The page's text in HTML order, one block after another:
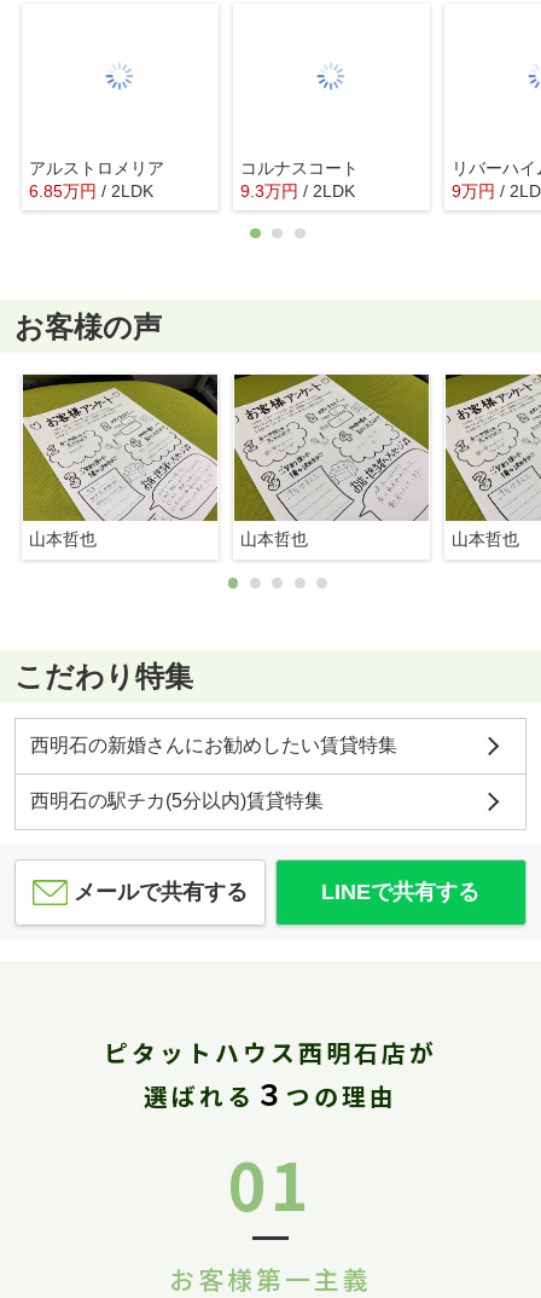
アルストロメリア
6.85万円 / 2LDK
コルナスコート
9.3万円 / 2LDK
リバーハ
9万円 /
お客様の声
山本哲也 山本哲也 山本哲也
こだわり特集
西明石の新婚さんにお勧めしたい賃貸特集
西明石の駅チカ(5分以内)賃貸特集
メールで共有する LINEで共有する
ピタットハウス西明石店が
選ばれる ３ つの理由
01
お客様第一主義